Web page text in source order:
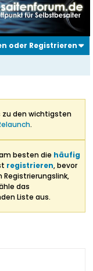
oder Registrieren
zu den wichtigsten
.
besten die häufig
registrieren, bevor
Registrierungslink,
das
Liste aus.